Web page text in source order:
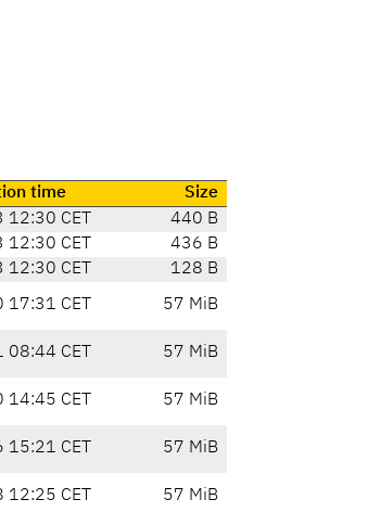
time
Size
CET
440 B
CET
436 B
CET
128 B
CET 57 MiB
CET 57 MiB
CET 57 MiB
CET 57 MiB
CET 57 MiB